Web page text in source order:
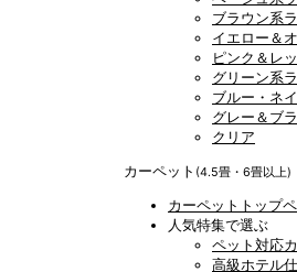
ブラウン系
イエロー＆
ピンク＆レ
グリーン系
ブルー・ネ
グレー＆ブ
クリア
カーペット (4.5畳・6畳以上)
カーペットトップ
人気特集で選ぶ
ペット対応
高級ホテル